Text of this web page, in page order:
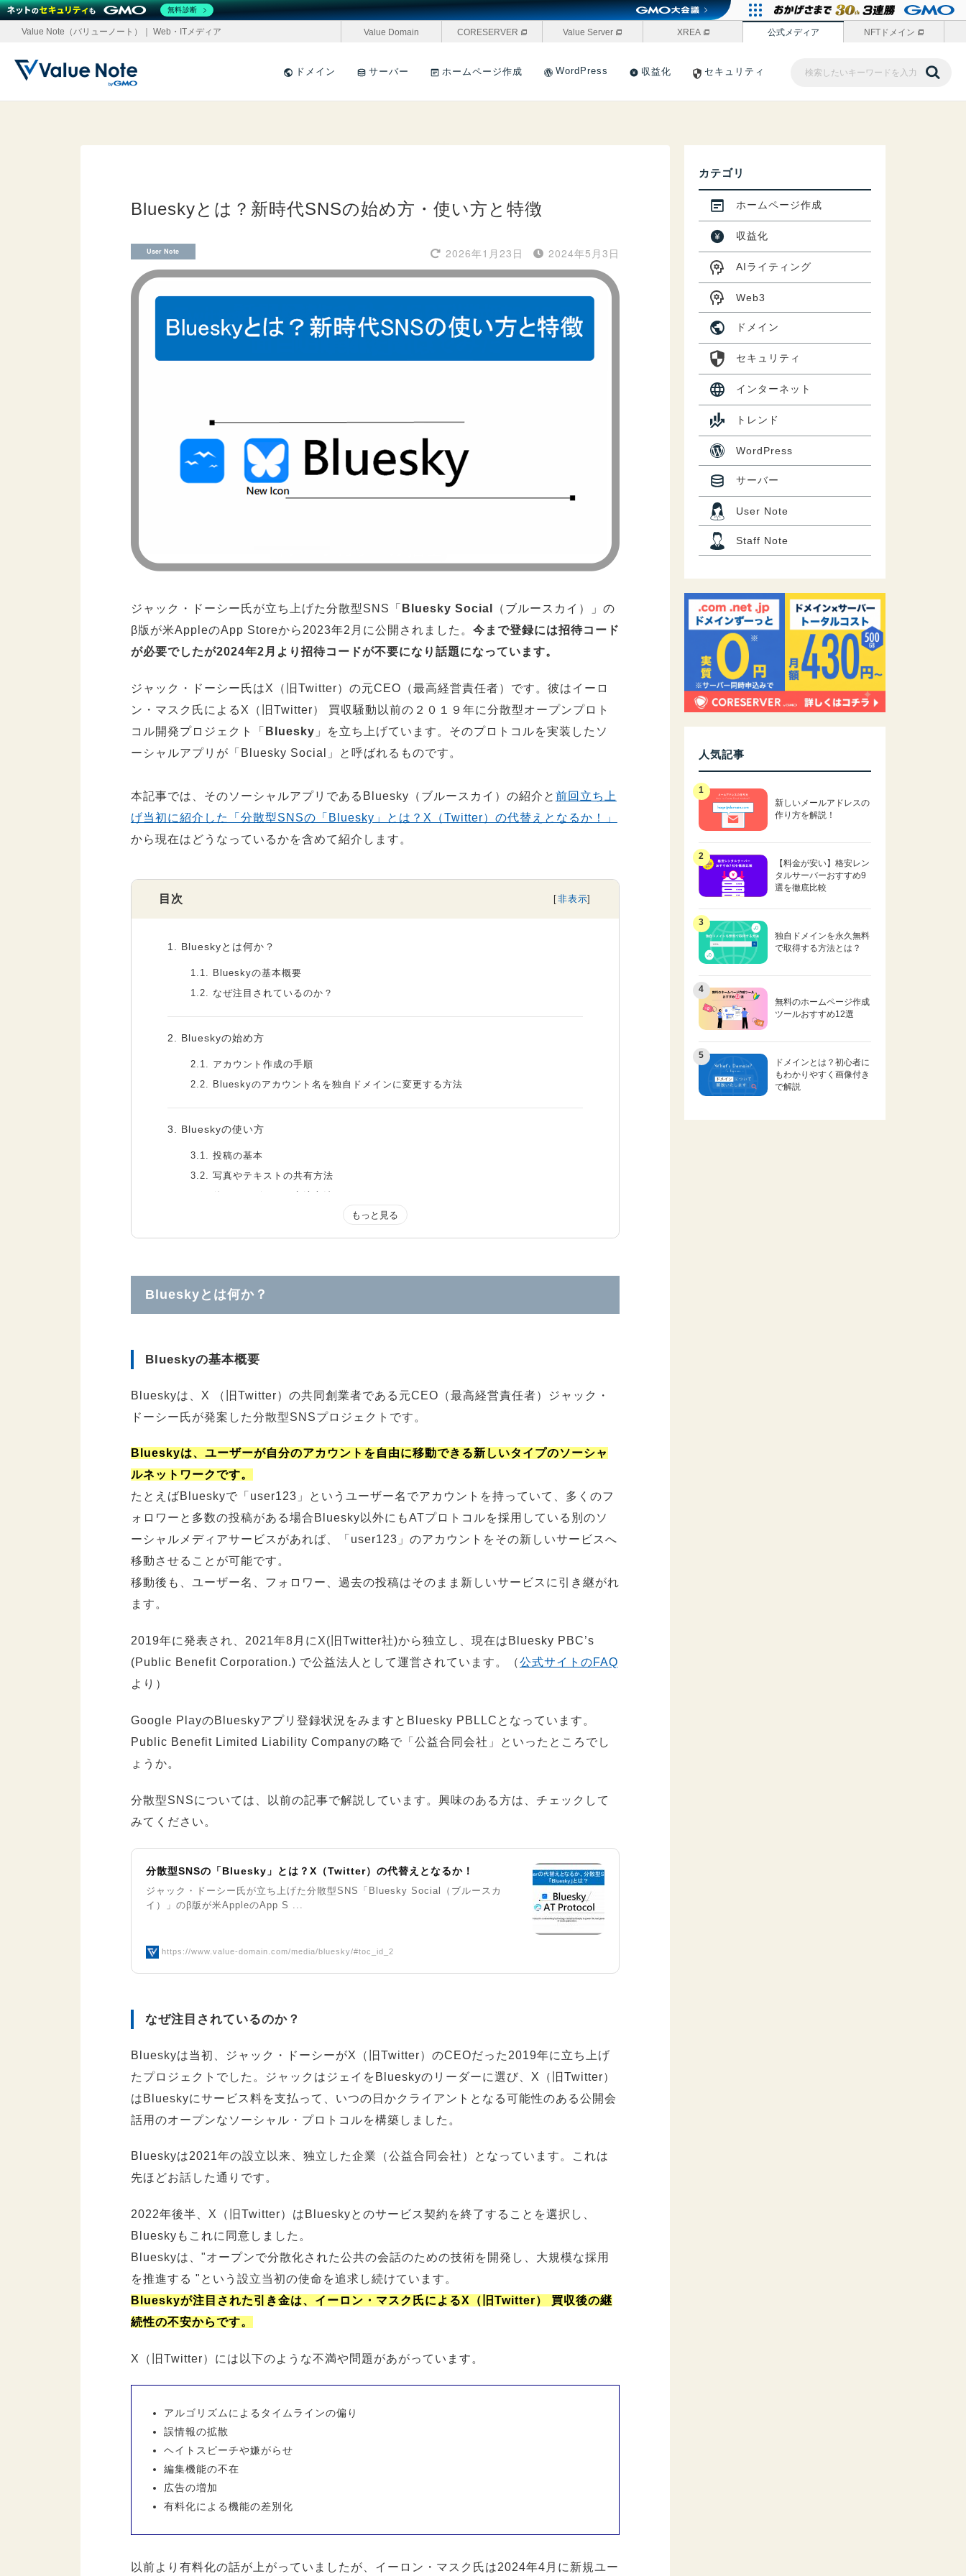
Value Note（バリューノート）｜ Web・ITメディア Value Domain CORESERVER Value Server XREA 公式メディア NFTドメイン
ドメイン サーバー ホームページ作成 WordPress 収益化 セキュリティ
Blueskyとは？新時代SNSの始め方・使い方と特徴
2024年5月3日
2026年1月23日
User Note
ジャック・ドーシー氏が立ち上げた分散型SNS「 Bluesky Social
（ブルースカイ）」の
β版が米AppleのApp Storeから2023年2月に公開されました。 今まで登録には招待コード
が必要でしたが2024年2月より招待コードが不要になり話題になっています。
ジャック・ドーシー氏はX（旧Twitter）の元CEO（最高経営責任者）です。彼はイーロ
ン・マスク氏によるX（旧Twitter） 買収騒動以前の２０１９年に分散型オープンプロト
コル開発プロジェクト「 Bluesky 」を立ち上げています。そのプロトコルを実装したソ
ーシャルアプリが「Bluesky Social」と呼ばれるものです。
本記事では、そのソーシャルアプリであるBluesky（ブルースカイ）の紹介と 前回立ち上
げ当初に紹介した「分散型SNSの「Bluesky」とは？X（Twitter）の代替えとなるか！」
から現在はどうなっているかを含めて紹介します。
目次
1. Blueskyとは何か？
1.1.
Blueskyの基本概要
1.2.
なぜ注目されているのか？
2. Blueskyの始め方
2.1.
アカウント作成の手順
2.2.
Blueskyのアカウント名を独自ドメインに変更する方法
3. Blueskyの使い方
3.1.
投稿の基本
3.2.
写真やテキストの共有方法
他のユーザーとの交流方法
3.5.Blueskyでできないこと
Blueskyとは何か？
Blueskyの基本概要
Blueskyは、X （旧Twitter）の共同創業者である元CEO（最高経営責任者）ジャック・
ドーシー氏が発案した分散型SNSプロジェクトです。
Blueskyは、ユーザーが自分のアカウントを自由に移動できる新しいタイプのソーシャ
ルネットワークです。
たとえばBlueskyで「user123」というユーザー名でアカウントを持っていて、多くのフ
ォロワーと多数の投稿がある場合Bluesky以外にもATプロトコルを採用している別のソ
ーシャルメディアサービスがあれば、「user123」のアカウントをその新しいサービスへ
移動させることが可能です。
移動後も、ユーザー名、フォロワー、過去の投稿はそのまま新しいサービスに引き継がれ
ます。
2019年に発表され、2021年8月にX(旧Twitter社)から独立し、現在はBluesky PBC’s
(Public Benefit Corporation.) で公益法人として運営されています。（公式サイトのFAQ
より）
Google PlayのBlueskyアプリ登録状況をみますとBluesky PBLLCとなっています。
Public Benefit Limited Liability Companyの略で「公益合同会社」といったところでし
ょうか。
分散型SNSについては、以前の記事で解説しています。興味のある方は、チェックして
みてください。
分散型SNSの「Bluesky」とは？X（Twitter）の代替えとなるか！
ジャック・ドーシー氏が立ち上げた分散型SNS「Bluesky Social（ブルースカ
イ）」のβ版が米AppleのApp S ...
https://www.value-domain.com/media/bluesky/#toc_id_2
なぜ注目されているのか？
Blueskyは当初、ジャック・ドーシーがX（旧Twitter）のCEOだった2019年に立ち上げ
たプロジェクトでした。ジャックはジェイをBlueskyのリーダーに選び、X（旧Twitter）
はBlueskyにサービス料を支払って、いつの日かクライアントとなる可能性のある公開会
話用のオープンなソーシャル・プロトコルを構築しました。
Blueskyは2021年の設立以来、独立した企業（公益合同会社）となっています。これは
先ほどお話した通りです。
2022年後半、X（旧Twitter）はBlueskyとのサービス契約を終了することを選択し、
Blueskyもこれに同意しました。
Blueskyは、"オープンで分散化された公共の会話のための技術を開発し、大規模な採用
を推進する "という設立当初の使命を追求し続けています。
Blueskyが注目された引き金は、イーロン・マスク氏によるX（旧Twitter） 買収後の継
続性の不安からです。
X（旧Twitter）には以下のような不満や問題があがっています。
アルゴリズムによるタイムラインの偏り
誤情報の拡散
ヘイトスピーチや嫌がらせ
編集機能の不在
広告の増加
有料化による機能の差別化
以前より有料化の話が上がっていましたが、イーロン・マスク氏は2024年4月に新規ユー
カテゴリ
ホームページ作成
収益化
AIライティング
Web3
ドメイン
セキュリティ
インターネット
トレンド
WordPress
サーバー
User Note
Staff Note
人気記事
新しいメールアドレスの
作り方を解説！
【料金が安い】格安レン
タルサーバーおすすめ9
選を徹底比較
独自ドメインを永久無料
で取得する方法とは？
無料のホームページ作成
ツールおすすめ12選
ドメインとは？初心者に
もわかりやすく画像付き
で解説
無料診断